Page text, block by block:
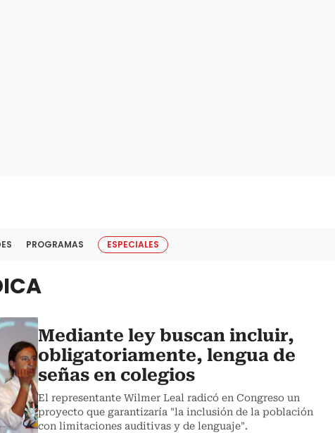
PROGRAMAS ESPECIALES
Mediante ley buscan incluir,
obligatoriamente, lengua de
señas en colegios
El representante Wilmer Leal radicó en Congreso un
proyecto que garantizaría "la inclusión de la población
con limitaciones auditivas y de lenguaje".